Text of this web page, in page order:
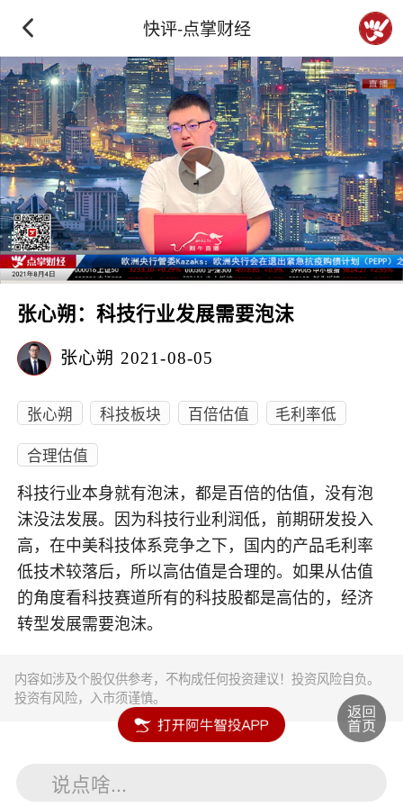
快评-点掌财经
张心朔：科技行业发展需要泡沫
张心朔 2021-08-05
张心朔 科技板块 百倍估值
毛利率低
合理估值
科技行业本身就有泡沫，都是百倍的估值，没有泡
沫没法发展。因为科技行业利润低，前期研发投入
高，在中美科技体系竞争之下，国内的产品毛利率
低技术较落后，所以高估值是合理的。如果从估值
的角度看科技赛道所有的科技股都是高估的，经济
转型发展需要泡沫。
内容如涉及个股仅供参考，不构成任何投资建议！投资风险自负。
投资有风险，入市须谨慎。
说点啥...